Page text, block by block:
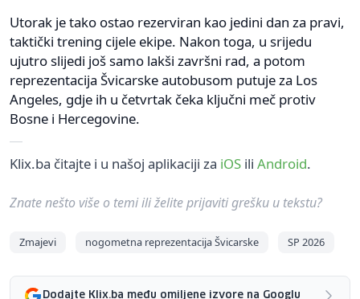
Utorak je tako ostao rezerviran kao jedini dan za pravi,
taktički trening cijele ekipe. Nakon toga, u srijedu
ujutro slijedi još samo lakši završni rad, a potom
reprezentacija Švicarske autobusom putuje za Los
Angeles, gdje ih u četvrtak čeka ključni meč protiv
Bosne i Hercegovine.
Klix.ba čitajte i u našoj aplikaciji za iOS ili Android.
Znate nešto više o temi ili želite prijaviti grešku u tekstu?
Zmajevi nogometna reprezentacija Švicarske SP 2026
Dodajte Klix.ba među omiljene izvore na Googlu